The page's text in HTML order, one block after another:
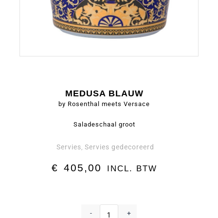
MEDUSA BLAUW
by Rosenthal meets Versace
Saladeschaal groot
Servies, Servies gedecoreerd
€ 405,00 INCL. BTW
- +